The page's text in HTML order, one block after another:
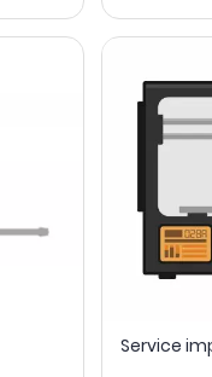
Service